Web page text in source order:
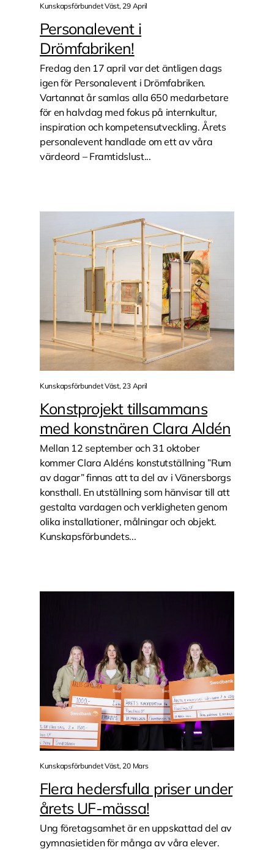
Kunskapsförbundet Väst, 29 April
Personalevent i
Drömfabriken!
Fredag den 17 april var det äntligen dags
igen för Personalevent i Drömfabriken.
Vartannat år samlas alla 650 medarbetare
för en halvdag med fokus på internkultur,
inspiration och kompetensutveckling. Årets
personalevent handlade om ett av våra
värdeord – Framtidslust...
Kunskapsförbundet Väst, 23 April
Konstprojekt tillsammans
med konstnären Clara Aldén
Mellan 12 september och 31 oktober
kommer Clara Aldéns konstutställning ”Rum
av dagar” finnas att ta del av i Vänersborgs
konsthall. En utställning som hänvisar till att
gestalta vardagen och verkligheten genom
olika installationer, målningar och objekt.
Kunskapsförbundets...
Kunskapsförbundet Väst, 20 Mars
Flera hedersfulla priser under
årets UF-mässa!
Ung företagsamhet är en uppskattad del av
gymnasietiden för många av våra elever.